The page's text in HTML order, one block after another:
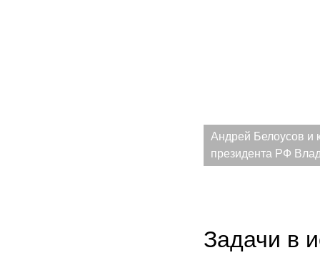
Андрей Белоусов и
президента РФ
Задачи в